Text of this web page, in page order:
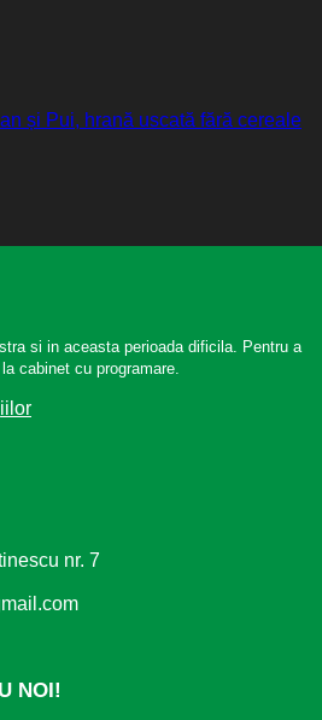
și Pui, hrană uscată fără cereale
si in aceasta perioada dificila. Pentru a
cabinet cu programare.
nr. 7
NOI!